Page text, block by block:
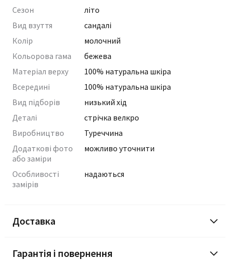
Сезон
літо
Вид взуття
сандалі
Колір
молочний
Кольорова гама
бежева
Матеріал верху
100% натуральна шкіра
Всередині
100% натуральна шкіра
Вид підборів
низький хід
Деталі
стрічка велкро
Виробництво
Туреччина
Додаткові фото
або заміри
можливо уточнити
Особливості
замірів
надаються
Доставка
Гарантія і повернення